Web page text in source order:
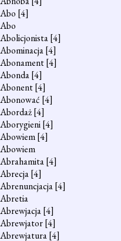
Abo [4]
Abo
Abolicjonista[4]
Abominacja[4]
Abonament[4]
Abonda[4]
Abonent[4]
Abonować [4]
Abordaż[4]
Aborygieni[4]
Abowiem[4]
Abowiem
Abrahamita[4]
Abrecja[4]
Abrenuncjacja[4]
Abretia
Abrewjacja[4]
Abrewjator[4]
Abrewjatura[4]